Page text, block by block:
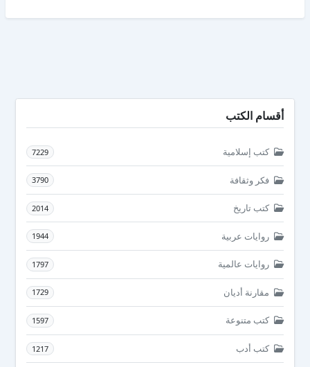
أقسام الكتب
كتب إسلامية 7229
فكر وثقافة 3790
كتب تاريخ 2014
روايات عربية 1944
روايات عالمية 1797
مقارنة أديان 1729
كتب متنوعة 1597
كتب أدب 1217